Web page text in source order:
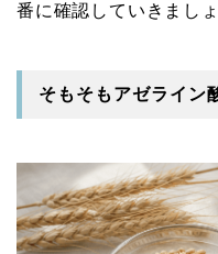
番に確認していきましょ
そもそもアゼライン